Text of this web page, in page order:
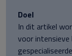
Doel
In dit artikel
voor intensieve